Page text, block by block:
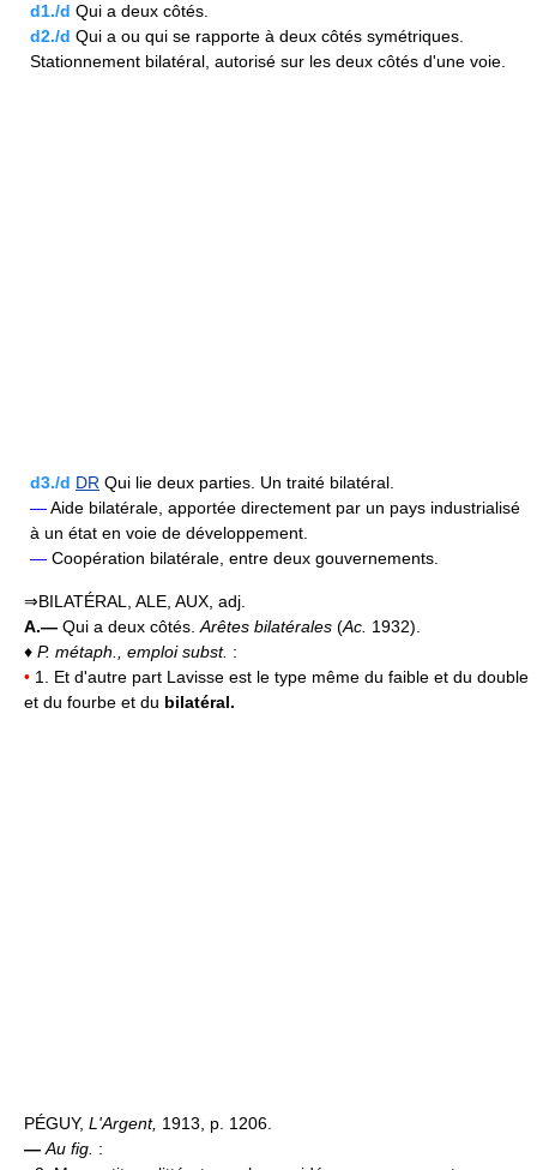
d1./d Qui a deux côtés.
d2./d Qui a ou qui se rapporte à deux côtés symétriques.
Stationnement bilatéral, autorisé sur les deux côtés d'une voie.
d3./d DR Qui lie deux parties. Un traité bilatéral.
—Aide bilatérale, apportée directement par un pays industrialisé
à un état en voie de développement.
— Coopération bilatérale, entre deux gouvernements.
⇒BILATÉRAL, ALE, AUX, adj.
A.— Qui a deux côtés. Arêtes bilatérales (Ac. 1932).
♦ P. métaph., emploi subst. :
• 1. Et d'autre part Lavisse est le type même du faible et du double
et du fourbe et du bilatéral.
PÉGUY, L'Argent, 1913, p. 1206.
— Au fig. :